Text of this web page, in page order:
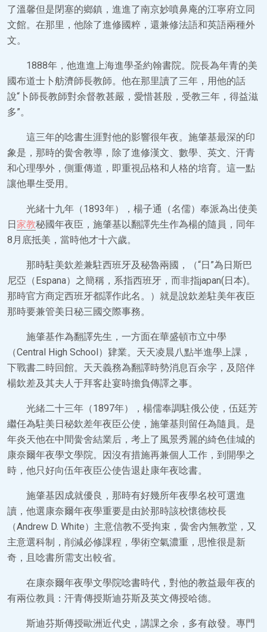
了溫馨但是閉塞的鄉鎮，進進了南京妙噴鼻庵的江寧府立同
文館。在那里，他除了進修國粹，還兼修法語和英語兩種外
文。
1888年，他進進上海進學圣約翰書院。院長為年青的美
國布道士卜舫濟師長教師。他在那里讀了三年，用他的話
說“卜師長教師對余督教甚嚴，愛惜甚殷，受教三年，得益滋
多”。
這三年的唸書生涯對他的影響很年夜。施肇基最深的印
象是，那時的黌舍教導，除了進修漢文、數學、英文、汗青
和心理學外，側重傳道，即重視品格和人格的培育。這一點
讓他畢生受用。
光緒十九年（1893年），楊子通（名儒）奉派為出使美
日家教秘國年夜臣，施肇基以翻譯先生作為楊的隨員，同年
8月底抵美，當時他才十六歲。
那時駐美欽差兼駐西班牙及秘魯兩國，（“日”為日斯巴
尼亞（Espana）之簡稱，系指西班牙，而非指japan(日本)。
那時官方商定西班牙都譯作此名。）就是說欽差駐美年夜臣
那時要兼管美日秘三國交際事務。
施肇基作為翻譯先生，一方面在華盛頓市立中學
（Central High School）肄業。天天凌晨八點半進學上課，
下戰書二時回館。天天義務為翻譯時勢消息百余字，及陪伴
楊欽差及其夫人于拜客赴宴時擔負傳譯之事。
光緒二十三年（1897年），楊儒奉調駐俄公使，伍廷芳
繼任為駐美日秘欽差年夜臣公使，施肇基則留任為隨員。是
年炎天他在中間黌舍結業后，考上了風景秀麗的綺色佳城的
康奈爾年夜學文學院。因沒有措施再兼個人工作，到開學之
時，他只好向伍年夜臣公使告退赴康年夜唸書。
施肇基因成就優良，那時有好幾所年夜學名校可選進
讀，他選康奈爾年夜學重要是由於那時該校懷德校長
（Andrew D. White）主意信教不受拘束，黌舍內無教堂，又
主意選科制，削減必修課程，學術空氣濃重，思惟很是新
奇，且唸書所需支出較省。
在康奈爾年夜學文學院唸書時代，對他的教益最年夜的
有兩位教員：汗青傳授斯迪芬斯及英文傳授哈德。
斯迪芬斯傳授歐洲近代史，講課之余，多有啟發。專門